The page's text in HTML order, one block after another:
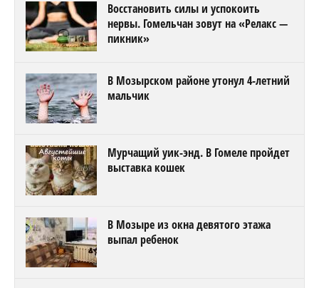
Восстановить силы и успокоить
нервы. Гомельчан зовут на «Релакс —
пикник»
В Мозырском районе утонул 4-летний
мальчик
Мурчащий уик-энд. В Гомеле пройдет
выставка кошек
В Мозыре из окна девятого этажа
выпал ребенок